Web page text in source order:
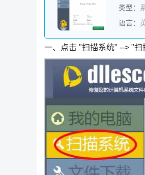
类型：
语言：
一、点击 "扫描系统" --> "